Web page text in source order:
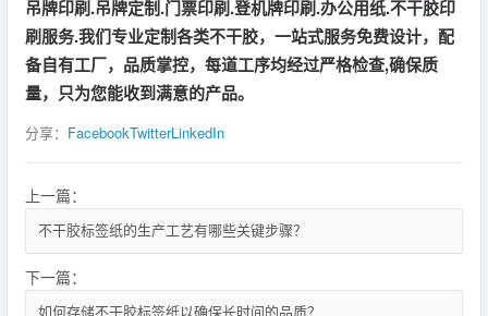
吊牌印刷.吊牌定制.门票印刷.登机牌印刷.办公用纸.不干胶印
刷服务.我们专业定制各类不干胶，一站式服务免费设计，配
备自有工厂，品质掌控，每道工序均经过严格检查,确保质
量，只为您能收到满意的产品。
分享： FacebookTwitterLinkedIn
上一篇：
不干胶标签纸的生产工艺有哪些关键步骤？
下一篇：
如何存储不干胶标签纸以确保长时间的品质？